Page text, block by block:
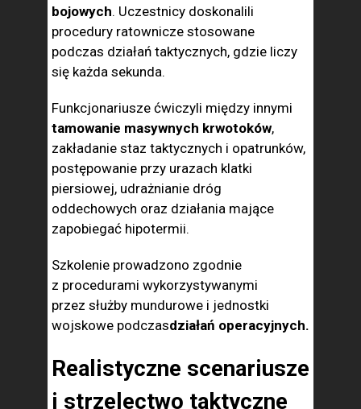
bojowych. Uczestnicy doskonalili
procedury ratownicze stosowane
podczas działań taktycznych, gdzie liczy
się każda sekunda.
Funkcjonariusze ćwiczyli między innymi
tamowanie masywnych krwotoków,
zakładanie staz taktycznych i opatrunków,
postępowanie przy urazach klatki
piersiowej, udrażnianie dróg
oddechowych oraz działania mające
zapobiegać hipotermii.
Szkolenie prowadzono zgodnie
z procedurami wykorzystywanymi
przez służby mundurowe i jednostki
wojskowe podczasdziałań operacyjnych.
Realistyczne scenariusze
i strzelectwo taktyczne